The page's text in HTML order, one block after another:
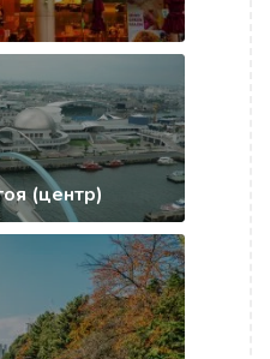
(центр)